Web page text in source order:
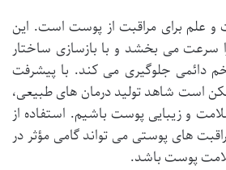
و علم برای مراقبت از پوست است. این
سرعت می بخشد و با بازسازی ساختار
دائمی جلوگیری می کند. با پیشرفت
است شاهد تولید درمان های طبیعی،
و زیبایی پوست باشیم. استفاده از
های پوستی می تواند گامی مؤثر در
پوست باشد.